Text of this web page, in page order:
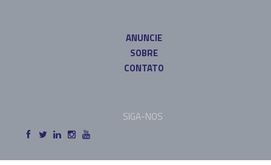
ANUNCIE
SOBRE
CONTATO
SIGA-NOS